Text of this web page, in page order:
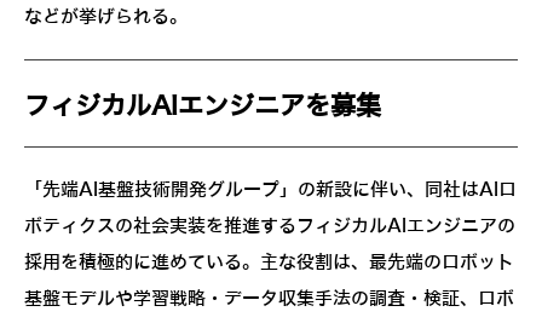
などが挙げられる。
フィジカルAIエンジニアを募集
「先端AI基盤技術開発グループ」の新設に伴い、同社はAIロ
ボティクスの社会実装を推進するフィジカルAIエンジニアの
採用を積極的に進めている。主な役割は、最先端のロボット
基盤モデルや学習戦略・データ収集手法の調査・検証、ロボ